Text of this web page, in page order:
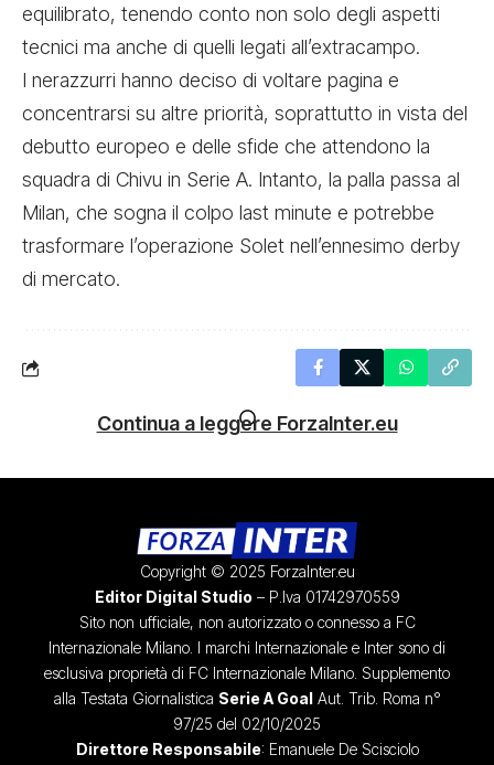
equilibrato, tenendo conto non solo degli aspetti
tecnici ma anche di quelli legati all’extracampo.
I nerazzurri hanno deciso di voltare pagina e
concentrarsi su altre priorità, soprattutto in vista del
debutto europeo e delle sfide che attendono la
squadra di Chivu in Serie A. Intanto, la palla passa al
Milan, che sogna il colpo last minute e potrebbe
trasformare l’operazione Solet nell’ennesimo derby
di mercato.
Continua a leggere ForzaInter.eu
Copyright © 2025 ForzaInter.eu
Editor Digital Studio – P.Iva 01742970559
Sito non ufficiale, non autorizzato o connesso a FC
Internazionale Milano. I marchi Internazionale e Inter sono di
esclusiva proprietà di FC Internazionale Milano. Supplemento
alla Testata Giornalistica Serie A GoalAut. Trib. Roma n°
97/25 del 02/10/2025
Direttore Responsabile: Emanuele De Scisciolo